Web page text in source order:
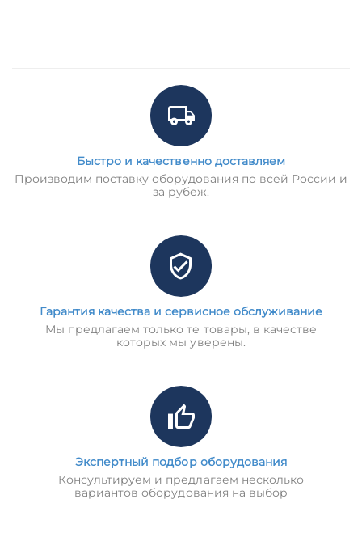
Быстро и качественно доставляем
Производим поставку оборудования по всей России и
за рубеж.
Гарантия качества и сервисное обслуживание
Мы предлагаем только те товары, в качестве
которых мы уверены.
Экспертный подбор оборудования
Консультируем и предлагаем несколько
вариантов оборудования на выбор